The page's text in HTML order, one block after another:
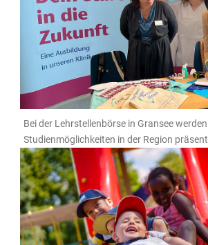
Bei der Lehrstellenbörse in Gransee
Studienmöglichkeiten in der Region